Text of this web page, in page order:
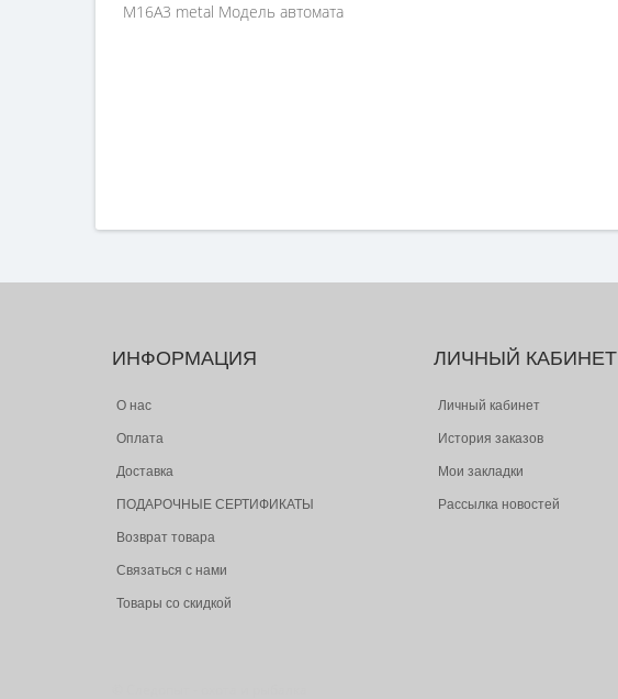
M16A3 metal Модель автомата
ИНФОРМАЦИЯ
О нас
Оплата
Доставка
ПОДАРОЧНЫЕ СЕРТИФИКАТЫ
Возврат товара
Связаться с нами
Товары со скидкой
ЛИЧНЫЙ КАБИНЕТ
Личный кабинет
История заказов
Мои закладки
Рассылка новостей